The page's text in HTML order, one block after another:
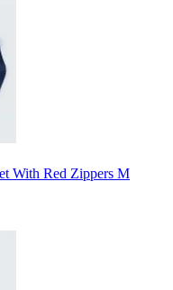
With Red Zippers M